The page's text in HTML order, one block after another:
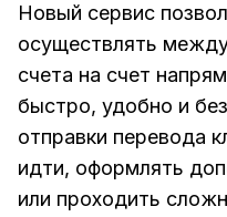
Новый сервис
осуществлять
счета на счет
быстро, удобно и
отправки перевода
идти, оформлять
или проходить